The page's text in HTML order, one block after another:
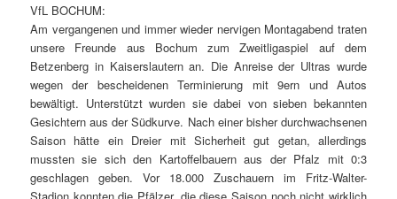
VfL BOCHUM:
Am vergangenen und immer wieder nervigen Montagabend traten
unsere Freunde aus Bochum zum Zweitligaspiel auf dem
Betzenberg in Kaiserslauternan. Die Anreise der Ultras wurde
wegen der bescheidenen Terminierung mit 9ern und Autos
bewältigt. Unterstützt wurden sie dabei von sieben bekannten
Gesichtern aus der Südkurve. Nach einer bisher durchwachsenen
Saison hätte ein Dreier mit Sicherheit gut getan, allerdings
mussten sie sich den Kartoffelbauern aus der Pfalz mit 0:3
geschlagen geben. Vor 18.000 Zuschauern im Fritz-Walter-
Stadion konnten die Pfälzer, die diese Saison noch nicht wirklich